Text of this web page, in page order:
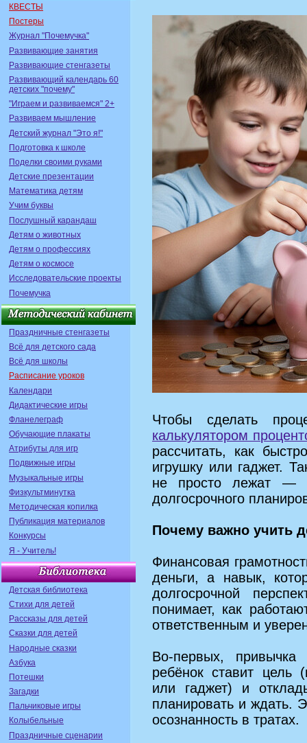
КВЕСТЫ
Постеры
Журнал "Почемучка"
Развивающие занятия
Развивающие стенгазеты
Развивающий календарь 60
детских "почему"
"Играем и развиваемся" 2+
Развиваем мышление
Детский журнал "Это я!"
Подготовка к школе
Поделки своими руками
Детские презентации
Математика детям
Учим буквы
Послушный карандаш
Детям о животных
Детям о профессиях
Детям о космосе
Исследовательские проекты
Почемучка
Праздничные стенгазеты
Всё для детского сада
Всё для школы
Расписание уроков
Календари
Дидактические игры
Фланелеграф
Обучающие плакаты
Атрибуты для игр
Подвижные игры
Музыкальные игры
Физкультминутка
Методическая копилка
Публикация материалов
Конкурсы
Я - Учитель!
Детская библиотека
Стихи для детей
Рассказы для детей
Сказки для детей
Народные сказки
Азбука
Потешки
Загадки
Пальчиковые игры
Колыбельные
Праздничные сценарии
Чтобы сделать
калькулятором
рассчитать, как
игрушку или гаджет.
не просто лежат —
долгосрочного
Почему важно учить
Финансовая
деньги, а навык,
долгосрочной
понимает, как
ответственным и
Во‑первых,
ребёнок ставит цель
или гаджет) и
планировать и ждать.
осознанность в тратах.